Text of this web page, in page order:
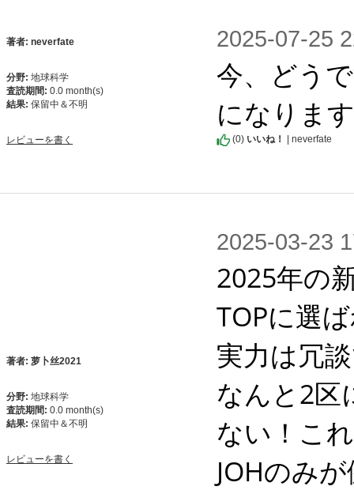
著者: neverfate
分野: 地球科学
査読期間: 0.0 month(s)
結果: 保留中＆不明
レビューを書く
2025-07-25
今、どう
になりま
(0) いいね！ | neverfate
著者: 萝卜丝2021
分野: 地球科学
査読期間: 0.0 month(s)
結果: 保留中＆不明
レビューを書く
2025-03-23
2025年の
TOPに選
実力は冗
なんと2区
ない！こ
JOHのみ